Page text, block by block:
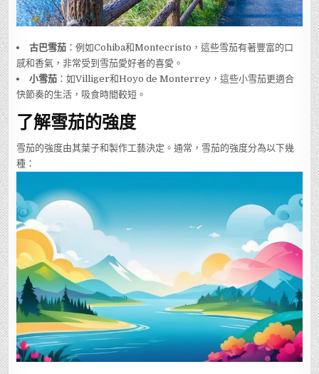
古巴雪茄 ：例如Cohiba和Montecristo，這些雪茄有著豐富的口
感和香氣，非常受到雪茄愛好者的喜愛。
小雪茄 ：如Villiger和Hoyo de Monterrey，這些小雪茄更適合
快節奏的生活，吸食時間較短。
了解雪茄的強度
雪茄的強度由其葉子和製作工藝決定。通常，雪茄的強度分為以下幾
種：